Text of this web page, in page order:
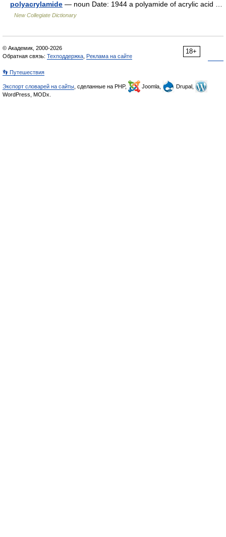
polyacrylamide — noun Date: 1944 a polyamide of acrylic acid …
New Collegiate Dictionary
18+
© Академик, 2000-2026
Обратная связь: Техподдержка Реклама на сайте
👣 Путешествия
Экспорт словарей на сайты , сделанные на PHP, Joomla,
Drupal,
WordPress, MODx.